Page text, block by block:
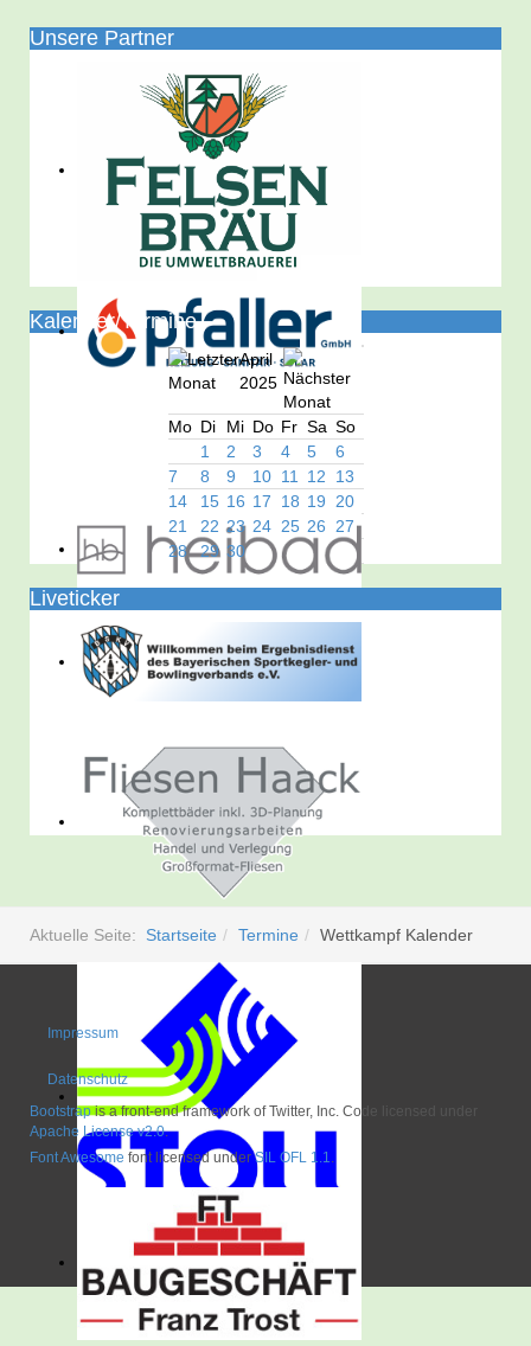
Unsere Partner
Kalender/Termine
April
2025
Mo Di Mi Do Fr Sa So
1
2 3 4 5
6
7
8 9 10 11 12
13
14
15 16 17 18 19 20
21
22 23 24 25 26 27
28
29 30
Liveticker
Aktuelle Seite: Startseite Termine Wettkampf Kalender
Impressum
Datenschutz
Bootstrapis a front-end framework of Twitter, Inc. Code licensed under
Apache License v2.0.
Font Awesome font licensed underSIL OFL 1.1.